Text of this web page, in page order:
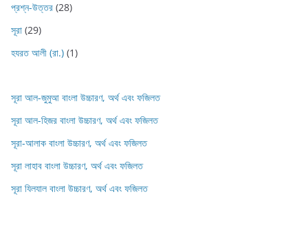
প্রশ্ন-উত্তর (28)
সূরা (29)
হযরত আলী (রা.) (1)
সূরা আল-জুমুআ বাংলা উচ্চারণ, অর্থ এবং ফজিলত
সূরা আল-হিজর বাংলা উচ্চারণ, অর্থ এবং ফজিলত
সূরা-আলাক বাংলা উচ্চারণ, অর্থ এবং ফজিলত
সূরা লাহাব‌‌‌ বাংলা উচ্চারণ, অর্থ এবং ফজিলত
সূরা যিলযাল বাংলা উচ্চারণ, অর্থ এবং ফজিলত